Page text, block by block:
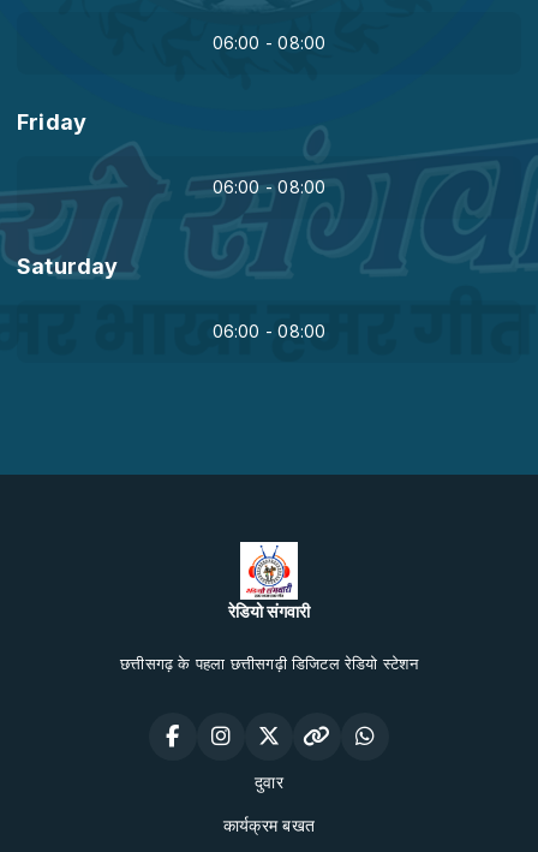
06:00 - 08:00
Friday
06:00 - 08:00
Saturday
06:00 - 08:00
रेडियो संगवारी
छत्तीसगढ़ के पहला छत्तीसगढ़ी डिजिटल रेडियो स्टेशन
दुवार
कार्यक्रम बखत